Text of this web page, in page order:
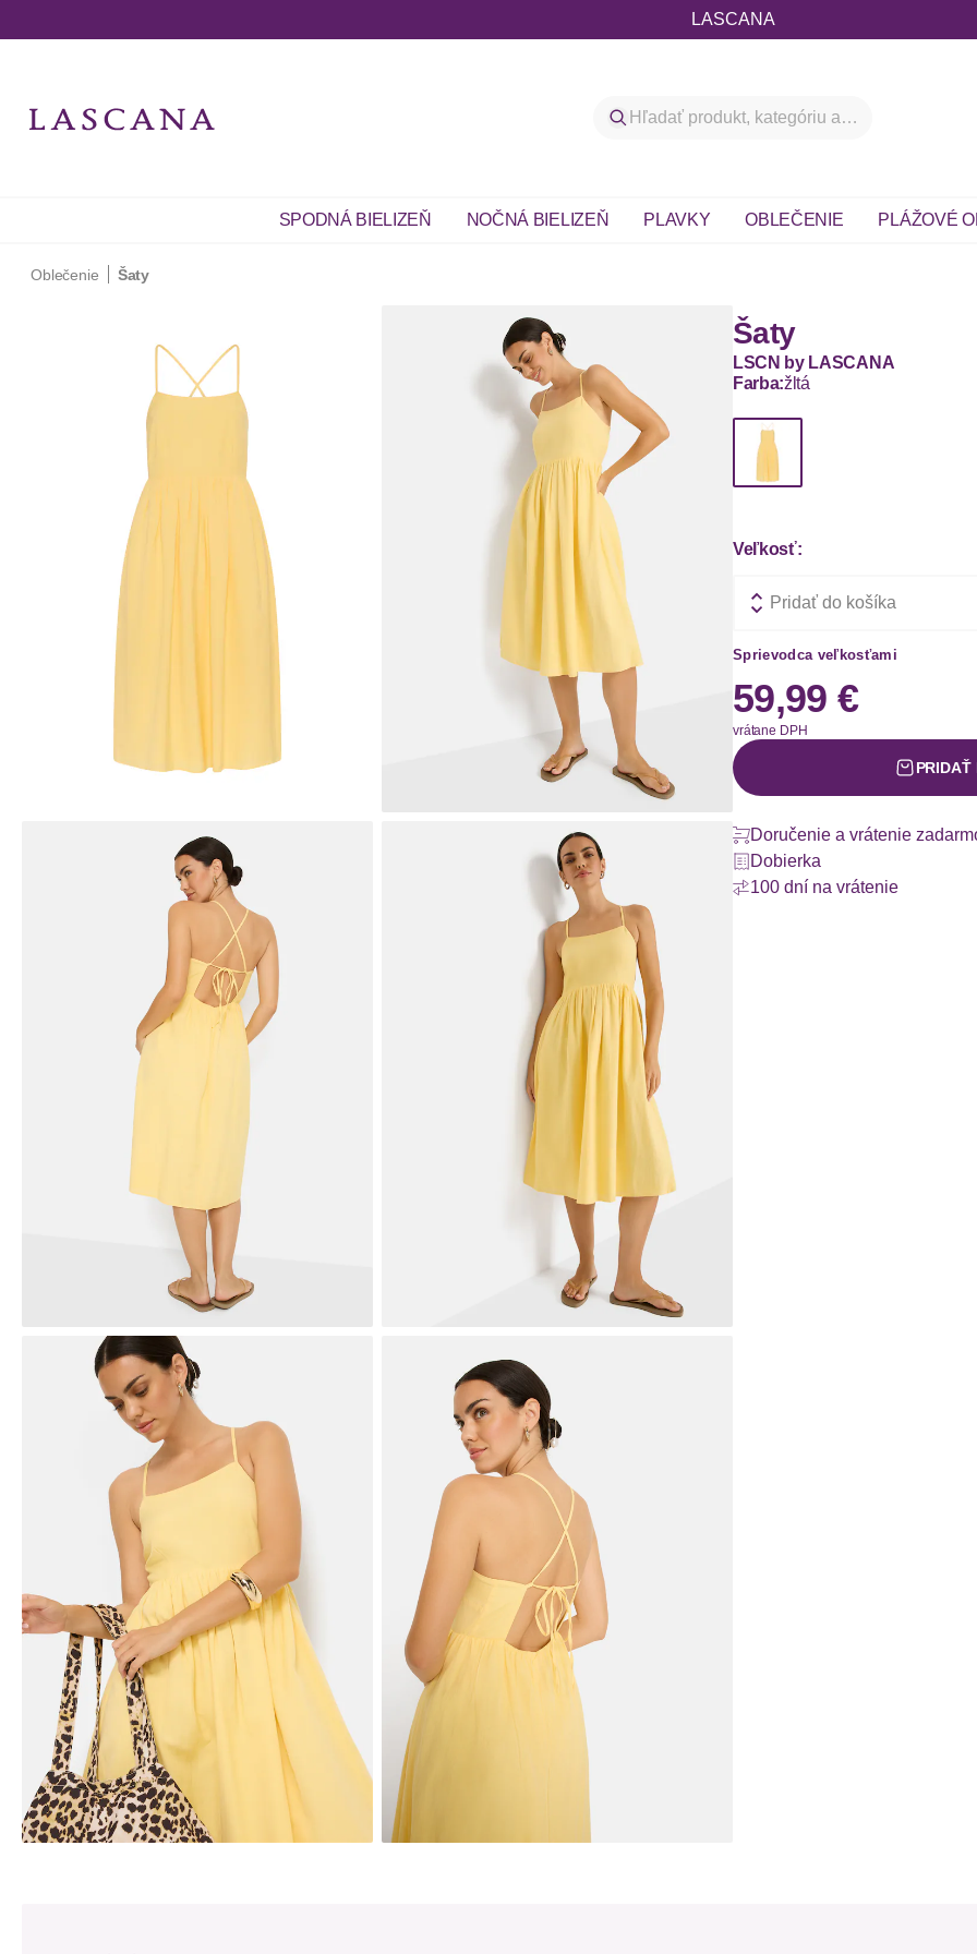
LASCANA
SPODNÁ BIELIZEŇ NOČNÁ BIELIZEŇ PLAVKY OBLEČENIE PLÁŽOVÉ
Oblečenie Šaty
Šaty
LSCN by LASCANA
Farba:žltá
Veľkosť:
Pridať do košíka
Sprievodca veľkosťami
59,99 €
vrátane DPH
PRIDAŤ
Doručenie a vrátenie
Dobierka
100 dní na vrátenie